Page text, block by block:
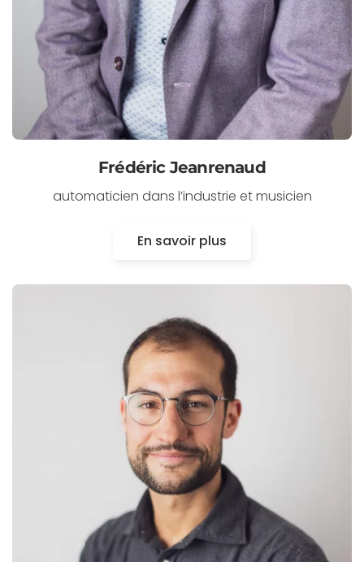
Frédéric Jeanrenaud
automaticien dans l’industrie et musicien
En savoir plus